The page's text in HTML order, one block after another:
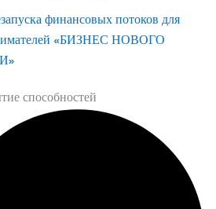
финансовых потоков для
«БИЗНЕС НОВОГО
способностей